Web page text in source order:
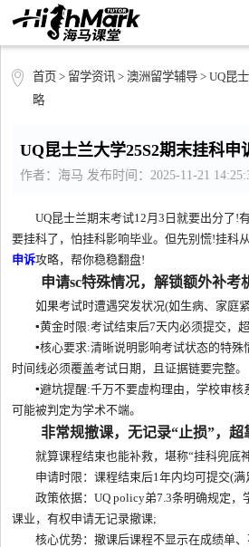
首页 > 留学资讯> 澳洲留学辅导> UQ昆
略
UQ昆士兰大学25S2期末挂科申
作者：海马 发布时间：2025-11-21
UQ昆士兰期末考试12月3日就要出分了!
要挂科了，怕挂科影响毕业。但先别慌!挂科
申诉攻略，帮你稳稳翻盘!
申请sc特殊情况，解锁额外补考
如果考试时遭遇突发状况(如生病、家庭紧
▪️黄金时限:考试结束后7天内必须提交，超
▪️核心要求:清晰说明影响考试状态的特殊
时间线必须覆盖考试日期，且证据链要完整。
▪️避坑提醒:千万不要虚构理由，学校审核
可能被判定为学术不端。
非常规撤课，无记录“止损”，超
就算课程结束也能补救，堪称“挂科兜底
申请时限：课程结束后1年内均可提交(满
政策依据：UQ policy弟7.3条明确规定，
课业，有权申请无记录撤课;
核心优势：撤课后课程不显示在成绩单、